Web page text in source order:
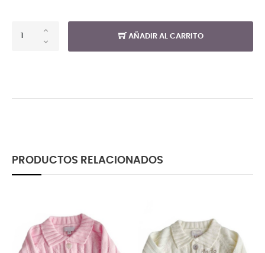
AÑADIR AL CARRITO
PRODUCTOS RELACIONADOS